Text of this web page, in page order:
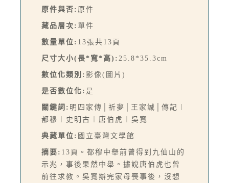
原件與否: 原件
藏品層次: 單件
數量單位: 13張共13頁
尺寸大小(長*寬*高): 25.8*35.3cm
數位化類別: 影像(圖片)
是否數位化: 是
關鍵詞: 明四家傳│祈夢│王家誠│傳記︱
都穆︱史明古︱唐伯虎︱吳寬
典藏單位: 國立臺灣文學館
摘要: 13頁。都穆中舉前曾得到九仙山的
示兆，事後果然中舉。據說唐伯虎也曾
前往求教。吳寬辦完家母喪事後，沒想